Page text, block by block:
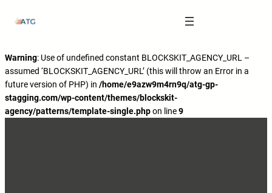
Carbohydrate Mouth Rinse -
https://pubmed.ncbi.nlm.nih.gov/
Journal ISSN -https://jissn.biomedcentral.com/
Best website for selling pharmaceuticals -https://
Exercise Physiology -https://en.wikipedia.org/wiki/Exercise_physiology
Warning: Use of undefined constant BLOCKSKIT_AGENCY_URL –
assumed ‘BLOCKSKIT_AGENCY_URL’ (this will throw an Error in a
future version of PHP) in /home/e9azw9m4rn9q/atg-gp-
stagging.com/wp-content/themes/blockskit-
agency/patterns/template-single.phpon line9